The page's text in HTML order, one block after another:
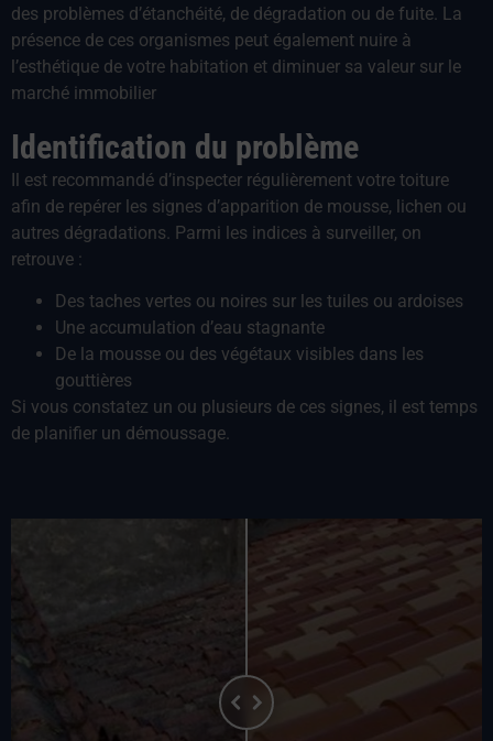
des problèmes d’étanchéité, de dégradation ou de fuite. La
présence de ces organismes peut également nuire à
l’esthétique de votre habitation et diminuer sa valeur sur le
marché immobilier
Identification du problème
Il est recommandé d’inspecter régulièrement votre toiture
afin de repérer les signes d’apparition de mousse, lichen ou
autres dégradations. Parmi les indices à surveiller, on
retrouve :
Des taches vertes ou noires sur les tuiles ou ardoises
Une accumulation d’eau stagnante
De la mousse ou des végétaux visibles dans les
gouttières
Si vous constatez un ou plusieurs de ces signes, il est temps
de planifier un démoussage.